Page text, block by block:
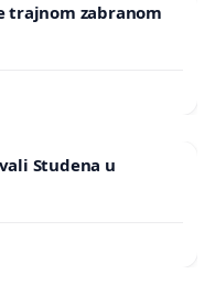
trajnom zabranom
Studena u